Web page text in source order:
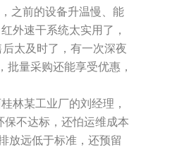
之前的设备升温慢、能
外速干系统太实用了，
太及时了，有一次深夜
量采购还能享受优惠，
林某工业厂的刘经理，
保不达标，还怕运维成本
放远低于标准，还预留